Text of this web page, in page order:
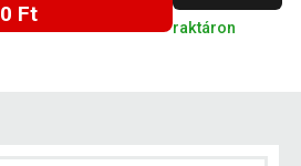
Ft
raktáron